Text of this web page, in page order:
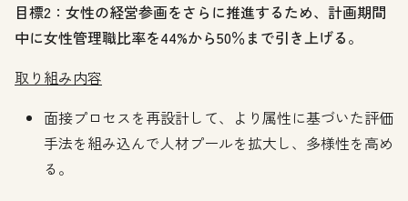
目標2：女性の経営参画をさらに推進するため、計画期間
中に女性管理職比率を44%から50％まで引き上げる。
取り組み内容
面接プロセスを再設計して、より属性に基づいた評価
手法を組み込んで人材プールを拡大し、多様性を高め
る。